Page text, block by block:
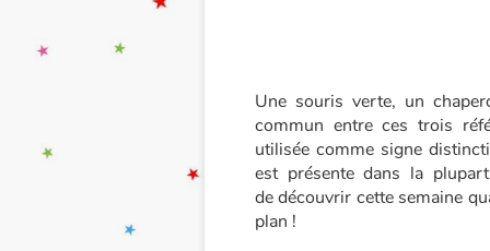
Une souris verte, un
commun entre ces trois
utilisée comme signe
est présente dans la
de découvrir cette semaine
plan !